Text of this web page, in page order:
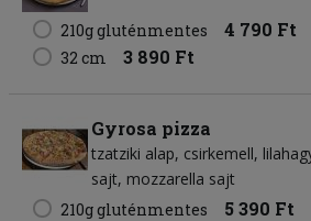
210g gluténmentes 4 790 Ft
32 cm 3 890 Ft
Gyrosa pizza
tzatziki alap csirkemell
sajt mozzarella sajt
210g gluténmentes
5 390 Ft